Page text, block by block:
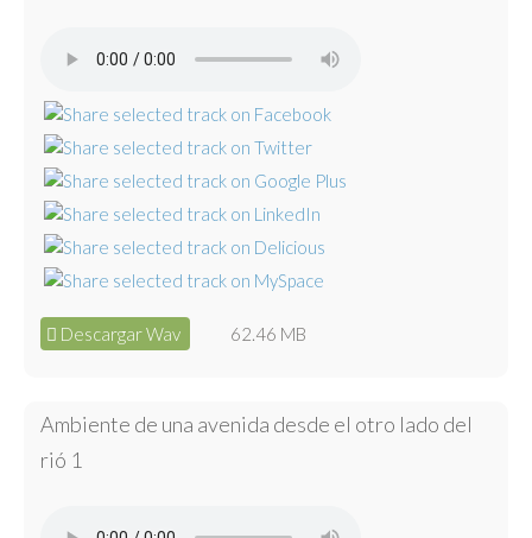
Descargar Wav 62.46 MB
Ambiente de una avenida desde el otro lado del
rió 1